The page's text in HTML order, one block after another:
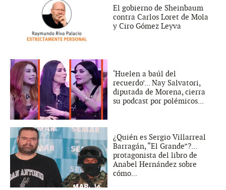
El gobierno de Sheinbaum
contra Carlos Loret de Mola
y Ciro Gómez Leyva
‘Huelen a baúl del
recuerdo’... Nay Salvatori,
diputada de Morena, cierra
su podcast por polémicos...
¿Quién es Sergio Villarreal
Barragán, “El Grande”?...
protagonista del libro de
Anabel Hernández sobre
cómo...